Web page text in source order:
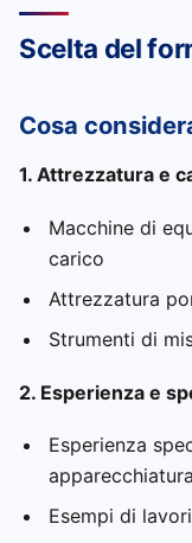
Scelta del
Cosa
1. Attrezzatura e
Macchine di
carico
Attrezzatura
Strumenti di
2. Esperienza e
Esperienza
apparecchiatura
Esempi di